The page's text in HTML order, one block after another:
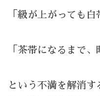
「級が上がっても白
「茶帯になるまで、
という不満を解消